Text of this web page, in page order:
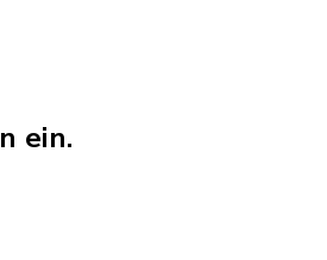
ein.